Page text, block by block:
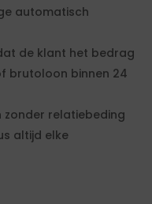
automatisch
de klant het bedrag
brutoloon binnen 24
zonder relatiebeding
altijd elke